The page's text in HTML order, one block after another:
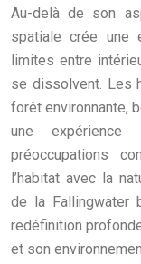
Au-delà de son
spatiale crée une
limites entre
se dissolvent. Les
forêt environnante,
une expérience
préoccupations
l’habitat avec la
de la Fallingwater
redéfinition
et son